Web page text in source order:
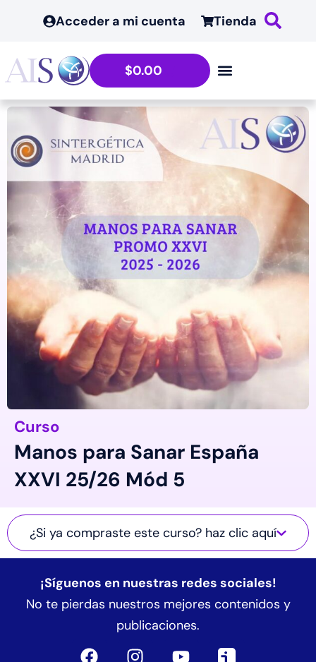
Acceder a mi cuenta Tienda
$0.00
Curso
Manos para Sanar España
XXVI 25/26 Mód 5
¿Si ya compraste este curso? haz clic aquí
¡Síguenos en nuestras redes sociales!
No te pierdas nuestros mejores contenidos y
publicaciones.